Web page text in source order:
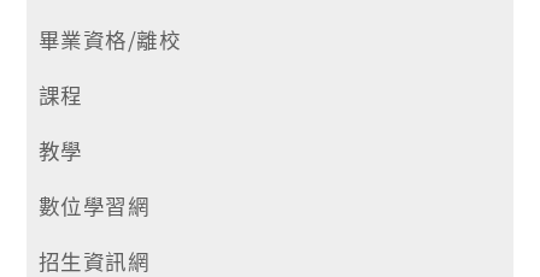
畢業資格/離校
課程
教學
數位學習網
招生資訊網